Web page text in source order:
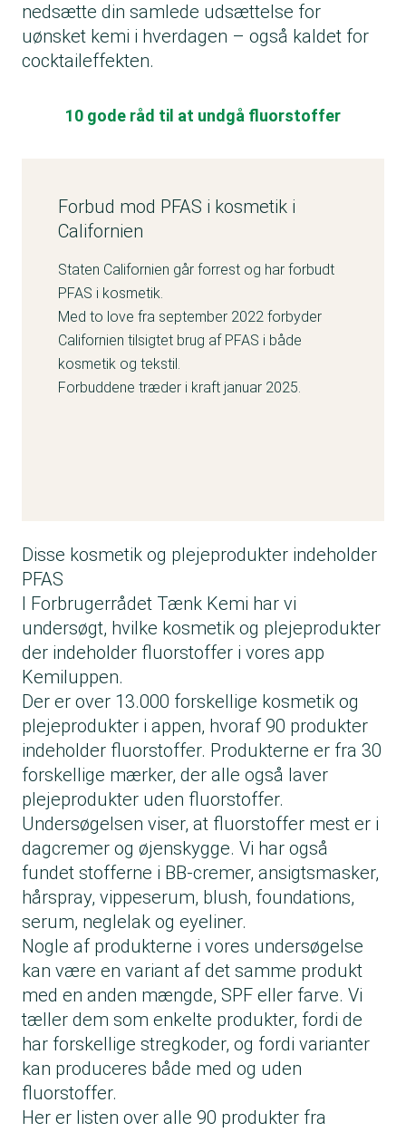
nedsætte din samlede udsættelse for
uønsket kemi i hverdagen – også kaldet for
cocktaileffekten.
10 gode råd til at undgå fluorstoffer
Forbud mod PFAS i kosmetik i
Californien
Staten Californien går forrest og har forbudt
PFAS i kosmetik.
Med to love fra september 2022 forbyder
Californien tilsigtet brug af PFAS i både
kosmetik og tekstil.
Forbuddene træder i kraft januar 2025.
Disse kosmetik og plejeprodukter indeholder
PFAS
I Forbrugerrådet Tænk Kemi har vi
undersøgt, hvilke kosmetik og plejeprodukter
der indeholder fluorstoffer i vores app
Kemiluppen.
Der er over 13.000 forskellige kosmetik og
plejeprodukter i appen, hvoraf 90 produkter
indeholder fluorstoffer. Produkterne er fra 30
forskellige mærker, der alle også laver
plejeprodukter uden fluorstoffer.
Undersøgelsen viser, at fluorstoffer mest er i
dagcremer og øjenskygge. Vi har også
fundet stofferne i BB-cremer, ansigtsmasker,
hårspray, vippeserum, blush, foundations,
serum, neglelak og eyeliner.
Nogle af produkterne i vores undersøgelse
kan være en variant af det samme produkt
med en anden mængde, SPF eller farve. Vi
tæller dem som enkelte produkter, fordi de
har forskellige stregkoder, og fordi varianter
kan produceres både med og uden
fluorstoffer.
Her er listen over alle 90 produkter fra